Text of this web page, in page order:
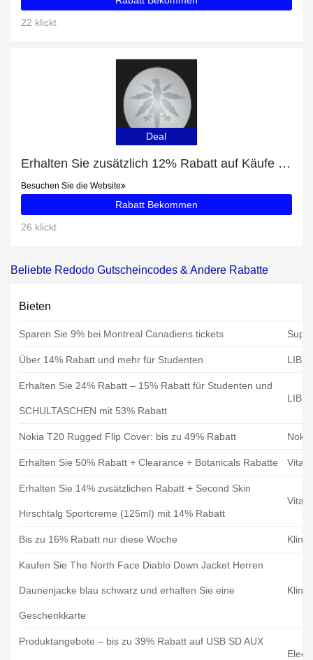
22 klickt
Deal
Erhalten Sie zusätzlich 12% Rabatt auf Käufe von HERBLIZ – CBD KÖRPER & MASSAGEÖL (ZITRONENGRAS)
Besuchen Sie die Website
Rabatt Bekommen
26 klickt
Beliebte Redodo Gutscheincodes & Andere Rabatte
Bieten
Sparen Sie 9% bei Montreal Canadiens tickets
Über 14% Rabatt und mehr für Studenten
Erhalten Sie 24% Rabatt – 15% Rabatt für Studenten und
SCHULTASCHEN mit 53% Rabatt
Nokia T20 Rugged Flip Cover: bis zu 49% Rabatt Nokia
Erhalten Sie 50% Rabatt + Clearance + Botanicals Rabatte Vitafy
Erhalten Sie 14% zusätzlichen Rabatt + Second Skin
Hirschtalg Sportcreme (125ml) mit 14% Rabatt
Vitafy
Bis zu 16% Rabatt nur diese Woche
Kaufen Sie The North Face Diablo Down Jacket Herren
Daunenjacke blau schwarz und erhalten Sie eine
Geschenkkarte
Produktangebote – bis zu 39% Rabatt auf USB SD AUX